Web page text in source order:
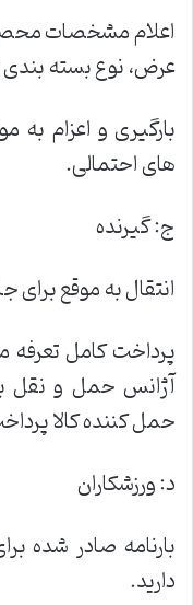
اعلام مشخصات
عرض، نوع بسته
بارگیری و اعزام به
های احتمالی.
ج: گیرنده
انتقال به موقع برای
پرداخت کامل تعرفه
آژانس حمل و نقل به
حمل کننده کالا
د: ورزشکاران
بارنامه صادر شده
دارید.